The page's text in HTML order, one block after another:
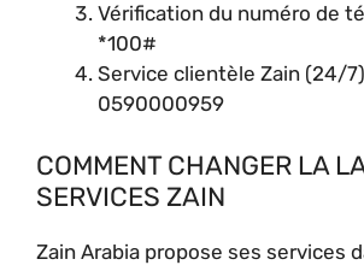
Vérification du numéro de
*100#
Service clientèle Zain (24/
0590000959
COMMENT CHANGER LA
SERVICES ZAIN
Zain Arabia propose ses services